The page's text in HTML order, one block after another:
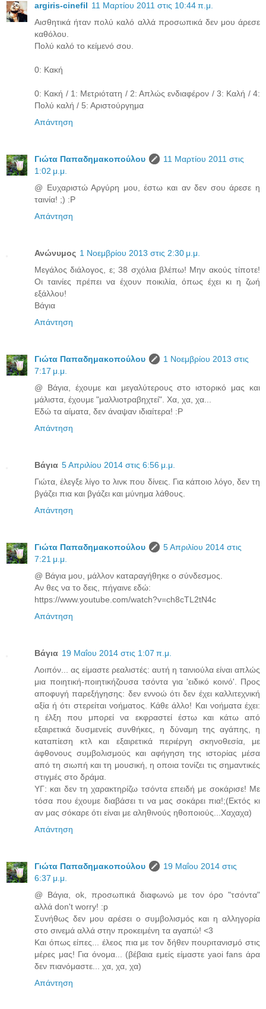
argiris-cinefil 11 Μαρτίου 2011 στις 10:44 π.μ.
Αισθητικά ήταν πολύ καλό αλλά προσωπικά δεν μου άρεσε
καθόλου.
Πολύ καλό το κείμενό σου.
0: Κακή
0: Κακή / 1: Μετριότατη / 2: Απλώς ενδιαφέρον / 3: Καλή / 4:
Πολύ καλή / 5: Αριστούργημα
Απάντηση
Γιώτα Παπαδημακοπούλου
11 Μαρτίου 2011 στις
1:02 μ.μ.
@ Ευχαριστώ Αργύρη μου, έστω και αν δεν σου άρεσε η
ταινία! ;) :P
Απάντηση
Ανώνυμος 1 Νοεμβρίου 2013 στις 2:30 μ.μ.
Μεγάλος διάλογος, ε; 38 σχόλια βλέπω! Μην ακούς τίποτε!
Οι ταινίες πρέπει να έχουν ποικιλία, όπως έχει κι η ζωή
εξάλλου!
Βάγια
Απάντηση
Γιώτα Παπαδημακοπούλου
1 Νοεμβρίου 2013 στις
7:17 μ.μ.
@ Βάγια, έχουμε και μεγαλύτερους στο ιστορικό μας και
μάλιστα, έχουμε "μαλλιοτραβηχτεί". Χα, χα, χα...
Εδώ τα αίματα, δεν άναψαν ιδιαίτερα! :P
Απάντηση
Βάγια 5 Απριλίου 2014 στις 6:56 μ.μ.
Γιώτα, έλεγξε λίγο το λινκ που δίνεις. Για κάποιο λόγο, δεν τη
βγάζει πια και βγάζει και μύνημα λάθους.
Απάντηση
Γιώτα Παπαδημακοπούλου
5 Απριλίου 2014 στις
7:21 μ.μ.
@ Βάγια μου, μάλλον καταραγήθηκε ο σύνδεσμος.
Αν θες να το δεις, πήγαινε εδώ:
https://www.youtube.com/watch?v=ch8cTL2tN4c
Απάντηση
Βάγια 19 Μαΐου 2014 στις 1:07 π.μ.
Λοιπόν... ας είμαστε ρεαλιστές: αυτή η ταινιούλα είναι απλώς
μια ποιητική-ποιητικήζουσα τσόντα για 'ειδικό κοινό'. Προς
αποφυγή παρεξήγησης: δεν εννοώ ότι δεν έχει καλλιτεχνική
αξία ή ότι στερείται νοήματος. Κάθε άλλο! Και νοήματα έχει:
η έλξη που μπορεί να εκφραστεί έστω και κάτω από
εξαιρετικά δυσμενείς συνθήκες, η δύναμη της αγάπης, η
καταπίεση κτλ και εξαιρετικά περιέργη σκηνοθεσία, με
άφθονους συμβολισμούς και αφήγηση της ιστορίας μέσα
από τη σιωπή και τη μουσική, η οποια τονίζει τις σημαντικές
στιγμές στο δράμα.
ΥΓ: και δεν τη χαρακτηρίζω τσόντα επειδή με σοκάρισε! Με
τόσα που έχουμε διαβάσει τι να μας σοκάρει πια!;(Εκτός κι
αν μας σόκαρε ότι είναι με αληθινούς ηθοποιούς...Χαχαχα)
Απάντηση
Γιώτα Παπαδημακοπούλου
19 Μαΐου 2014 στις
6:37 μ.μ.
@ Βάγια, ok, προσωπικά διαφωνώ με τον όρο "τσόντα"
αλλά don't worry! :p
Συνήθως δεν μου αρέσει ο συμβολισμός και η αλληγορία
στο σινεμά αλλά στην προκειμένη τα αγαπώ! <3
Και όπως είπες... έλεος πια με τον δήθεν πουριτανισμό στις
μέρες μας! Για όνομα... (βέβαια εμείς είμαστε yaoi fans άρα
δεν πιανόμαστε... χα, χα, χα)
Απάντηση